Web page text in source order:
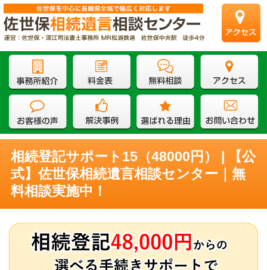
相続登記サポート15（48000円） | 【公
式】佐世保相続遺言相談センター｜無
料相談実施中！